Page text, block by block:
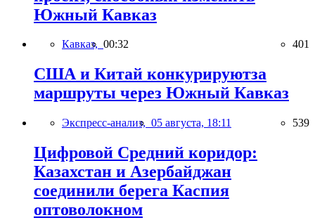
Южный Кавказ
Кавказ, 00:32 401
США и Китай конкурируютза
маршруты через Южный Кавказ
Экспресс-анализ, 05 августа, 18:11 539
Цифровой Средний коридор:
Казахстан и Азербайджан
соединили берега Каспия
оптоволокном